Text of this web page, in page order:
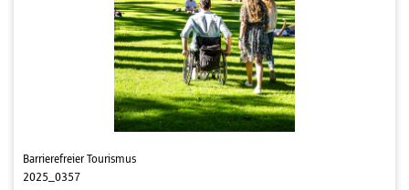
Barrierefreier Tourismus
2025_0357